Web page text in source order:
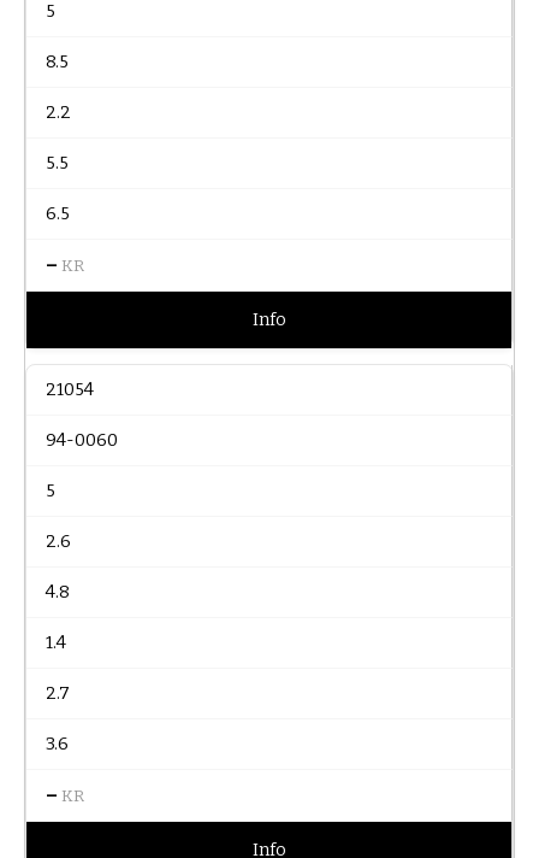
5
8.5
2.2
5.5
6.5
– KR
Info
21054
94-0060
5
2.6
4.8
1.4
2.7
3.6
– KR
Info